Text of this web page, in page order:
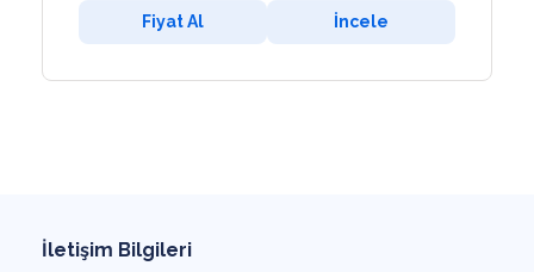
Fiyat Al İncele
İletişim Bilgileri